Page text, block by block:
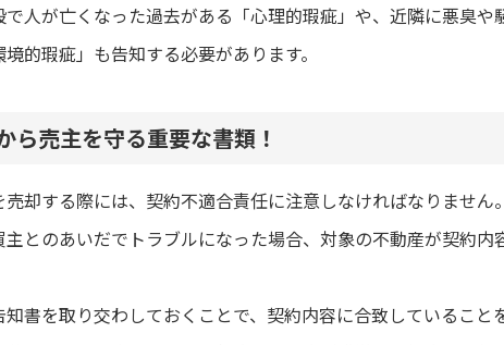
人が亡くなった過去がある「心理的瑕疵」や、近隣に悪臭
的瑕疵」も告知する必要があります。
ら売主を守る重要な書類！
却する際には、契約不適合責任に注意しなければなりません
とのあいだでトラブルになった場合、対象の不動産が契約
書を取り交わしておくことで、契約内容に合致していること